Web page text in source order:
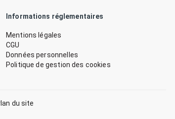
Informations réglementaires
Mentions légales
CGU
Données personnelles
Politique de gestion des cookies
du site